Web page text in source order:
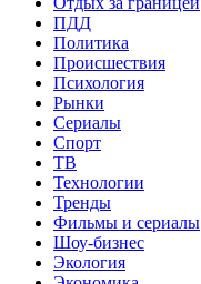
ПДД
Политика
Происшествия
Психология
Рынки
Сериалы
Спорт
ТВ
Технологии
Тренды
Фильмы и сериалы
Шоу-бизнес
Экология